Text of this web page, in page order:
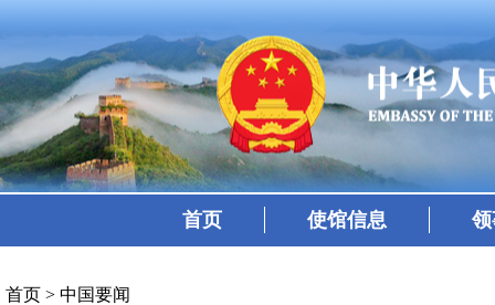
首页 使馆信息
首页 > 中国要闻